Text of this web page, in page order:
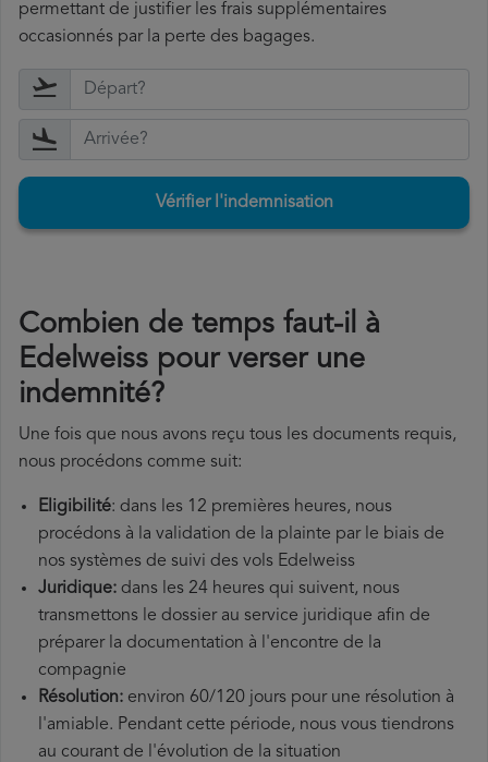
permettant de justifier les frais supplémentaires
occasionnés par la perte des bagages.
Vérifier l'indemnisation
Combien de temps faut-il à
Edelweiss pour verser une
indemnité?
Une fois que nous avons reçu tous les documents requis,
nous procédons comme suit:
Eligibilité: dans les 12 premières heures, nous
procédons à la validation de la plainte par le biais de
nos systèmes de suivi des vols Edelweiss
Juridique: dans les 24 heures qui suivent, nous
transmettons le dossier au service juridique afin de
préparer la documentation à l'encontre de la
compagnie
Résolution: environ 60/120 jours pour une résolution à
l'amiable. Pendant cette période, nous vous tiendrons
au courant de l'évolution de la situation